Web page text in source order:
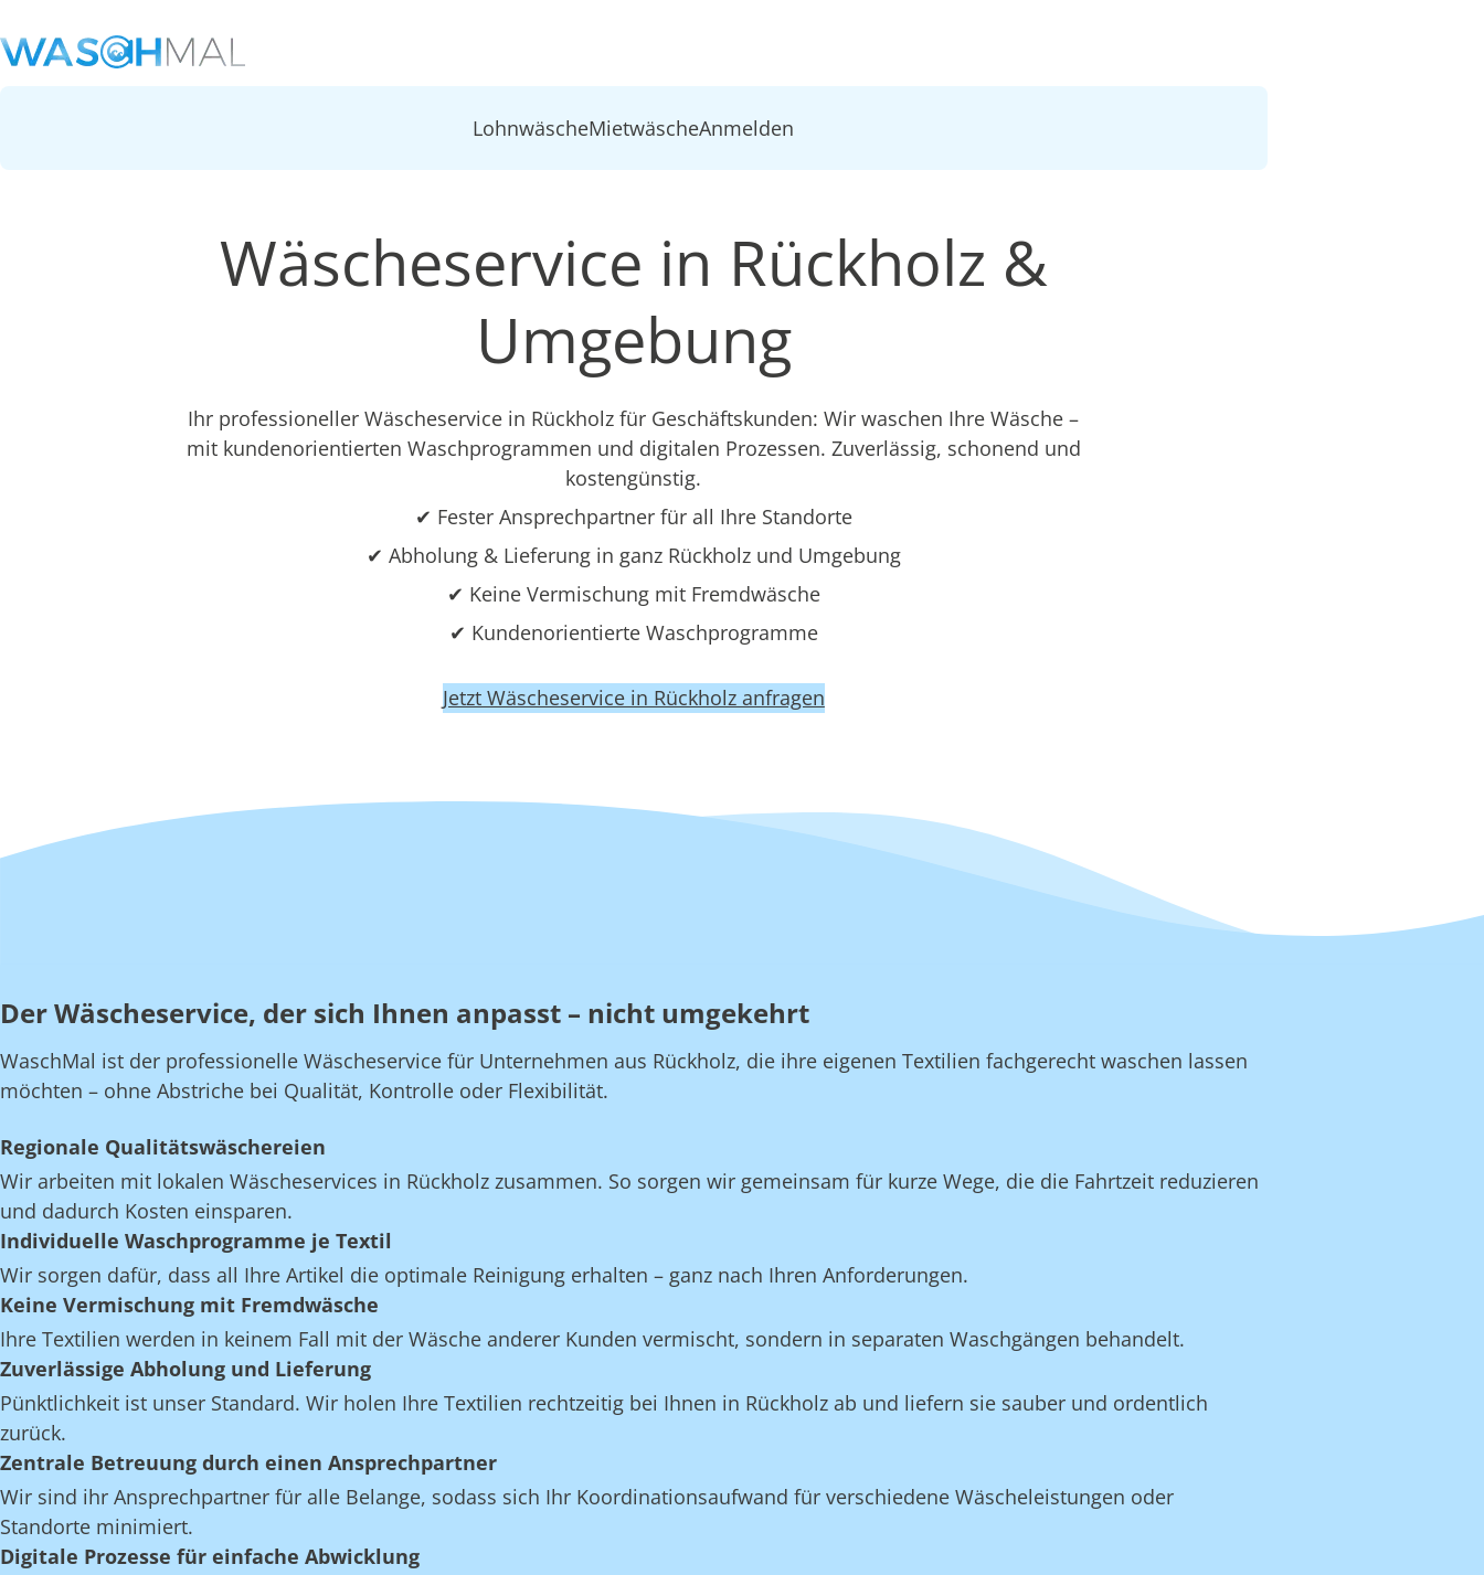
LohnwäscheMietwäscheAnmelden
Wäscheservice in Rückholz &
Umgebung
Ihr professioneller Wäscheservice in Rückholz für Geschäftskunden: Wir waschen Ihre Wäsche –
mit kundenorientierten Waschprogrammen und digitalen Prozessen. Zuverlässig, schonend und
kostengünstig.
✔ Fester Ansprechpartner für all Ihre Standorte
✔ Abholung & Lieferung in ganz Rückholz und Umgebung
✔ Keine Vermischung mit Fremdwäsche
✔ Kundenorientierte Waschprogramme
Jetzt Wäscheservice in Rückholz anfragen
Der Wäscheservice, der sich Ihnen anpasst – nicht umgekehrt
WaschMal ist der professionelle Wäscheservice für Unternehmen aus Rückholz, die ihre eigenen Textilien fachgerecht waschen lassen
möchten – ohne Abstriche bei Qualität, Kontrolle oder Flexibilität.
Regionale Qualitätswäschereien
Wir arbeiten mit lokalen Wäscheservices in Rückholz zusammen. So sorgen wir gemeinsam für kurze Wege, die die Fahrtzeit reduzieren
und dadurch Kosten einsparen.
Individuelle Waschprogramme je Textil
Wir sorgen dafür, dass all Ihre Artikel die optimale Reinigung erhalten – ganz nach Ihren Anforderungen.
Keine Vermischung mit Fremdwäsche
Ihre Textilien werden in keinem Fall mit der Wäsche anderer Kunden vermischt, sondern in separaten Waschgängen behandelt.
Zuverlässige Abholung und Lieferung
Pünktlichkeit ist unser Standard. Wir holen Ihre Textilien rechtzeitig bei Ihnen in Rückholz ab und liefern sie sauber und ordentlich
zurück.
Zentrale Betreuung durch einen Ansprechpartner
Wir sind ihr Ansprechpartner für alle Belange, sodass sich Ihr Koordinationsaufwand für verschiedene Wäscheleistungen oder
Standorte minimiert.
Digitale Prozesse für einfache Abwicklung